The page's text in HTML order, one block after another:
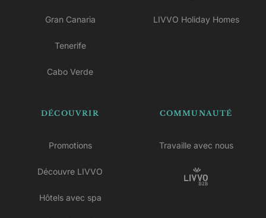
Gran Canaria
Tenerife
Cabo Verde
LIVVO Holiday Homes
DÉCOUVRIR
Promotions
Découvre LIVVO
Hôtels avec spa
COMMUNAUTÉ
Travaille avec nous